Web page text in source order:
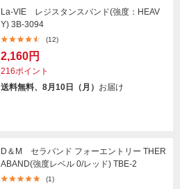
La-VIE レジスタンスバンド(強度：HEAV
Y) 3B-3094
(12)
2,160円
216ポイント
送料無料、8月10日（月） お届け
D＆M セラバンド フォーエントリー THER
ABAND(強度レベル 0/レッド) TBE-2
(1)